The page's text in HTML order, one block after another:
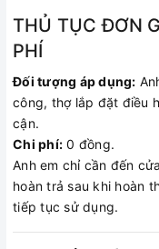
THỦ TỤC ĐƠN
PHÍ
Đối tượng áp dụng:
công, thợ lắp đặt điều
cận.
Chi phí: 0 đồng.
Anh em chỉ cần đến
hoàn trả sau khi hoàn
tiếp tục sử dụng.